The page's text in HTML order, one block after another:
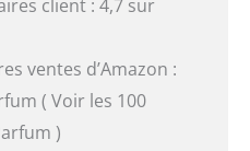
client : 4,7 sur
ventes d’Amazon :
( Voir les 100
)